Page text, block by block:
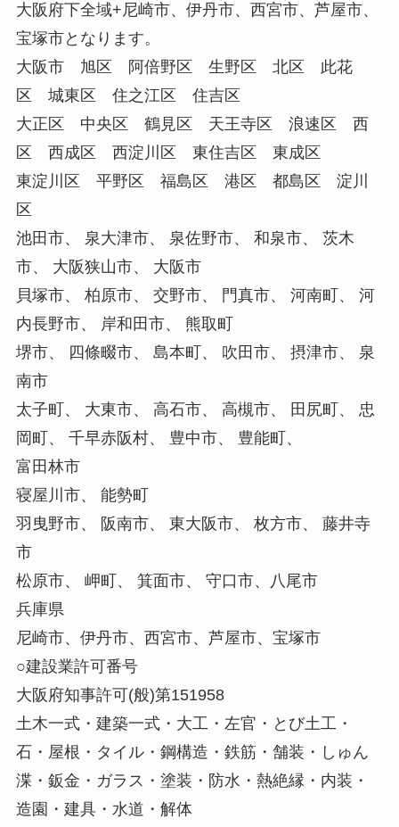
大阪府下全域+尼崎市、伊丹市、西宮市、芦屋市、
宝塚市となります。
大阪市 旭区 阿倍野区 生野区 北区 此花
区 城東区 住之江区 住吉区
大正区 中央区 鶴見区 天王寺区 浪速区 西
区 西成区 西淀川区 東住吉区 東成区
東淀川区 平野区 福島区 港区 都島区 淀川
区
池田市、 泉大津市、 泉佐野市、 和泉市、 茨木
市、 大阪狭山市、 大阪市
貝塚市、 柏原市、 交野市、 門真市、 河南町、 河
内長野市、 岸和田市、 熊取町
堺市、 四條畷市、 島本町、 吹田市、 摂津市、 泉
南市
太子町、 大東市、 高石市、 高槻市、 田尻町、 忠
岡町、 千早赤阪村、 豊中市、 豊能町、
富田林市
寝屋川市、 能勢町
羽曳野市、 阪南市、 東大阪市、 枚方市、 藤井寺
市
松原市、 岬町、 箕面市、 守口市、八尾市
兵庫県
尼崎市、伊丹市、西宮市、芦屋市、宝塚市
○建設業許可番号
大阪府知事許可(般)第151958
土木一式・建築一式・大工・左官・とび土工・
石・屋根・タイル・鋼構造・鉄筋・舗装・しゅん
渫・鈑金・ガラス・塗装・防水・熱絶縁・内装・
造園・建具・水道・解体